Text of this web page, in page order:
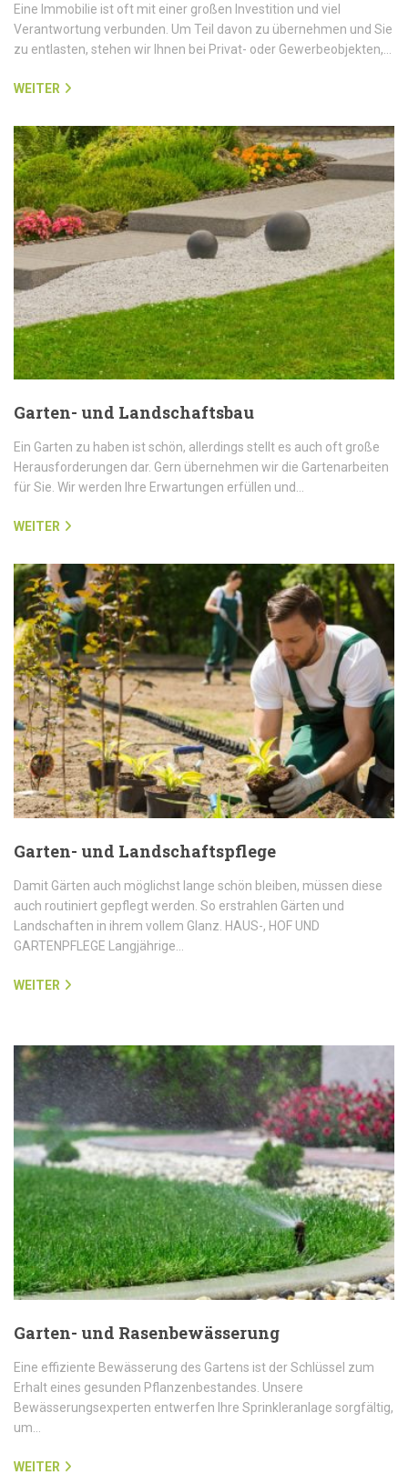
Eine Immobilie ist oft mit einer großen Investition und viel
Verantwortung verbunden. Um Teil davon zu übernehmen und Sie
zu entlasten, stehen wir Ihnen bei Privat- oder Gewerbeobjekten,…
WEITER
Garten- und Landschaftsbau
Ein Garten zu haben ist schön, allerdings stellt es auch oft große
Herausforderungen dar. Gern übernehmen wir die Gartenarbeiten
für Sie. Wir werden Ihre Erwartungen erfüllen und…
WEITER
Garten- und Landschaftspflege
Damit Gärten auch möglichst lange schön bleiben, müssen diese
auch routiniert gepflegt werden. So erstrahlen Gärten und
Landschaften in ihrem vollem Glanz. HAUS-, HOF UND
GARTENPFLEGE Langjährige…
WEITER
Garten- und Rasenbewässerung
Eine effiziente Bewässerung des Gartens ist der Schlüssel zum
Erhalt eines gesunden Pflanzenbestandes. Unsere
Bewässerungsexperten entwerfen Ihre Sprinkleranlage sorgfältig,
um…
WEITER